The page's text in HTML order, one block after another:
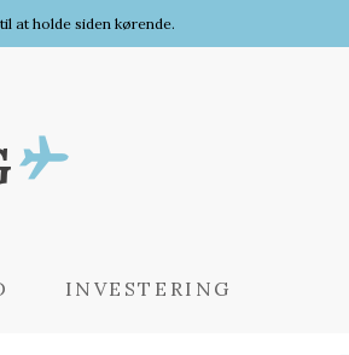
at holde siden kørende.
INVESTERING